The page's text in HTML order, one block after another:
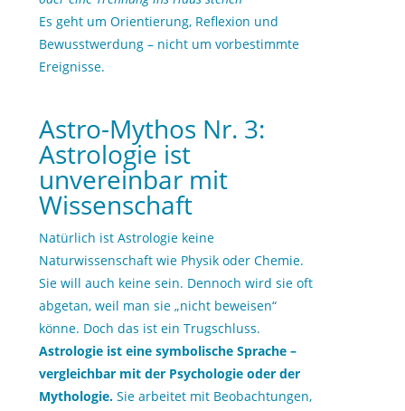
Es geht um Orientierung, Reflexion und
Bewusstwerdung – nicht um vorbestimmte
Ereignisse.
Astro-Mythos Nr. 3:
Astrologie ist
unvereinbar mit
Wissenschaft
Natürlich ist Astrologie keine
Naturwissenschaft wie Physik oder Chemie.
Sie will auch keine sein. Dennoch wird sie oft
abgetan, weil man sie „nicht beweisen“
könne. Doch das ist ein Trugschluss.
Astrologie ist eine symbolische Sprache –
vergleichbar mit der Psychologie oder der
Mythologie.Sie arbeitet mit Beobachtungen,